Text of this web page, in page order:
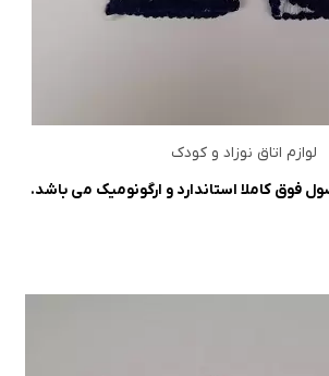
لوازم اتاق نوزاد و کودک